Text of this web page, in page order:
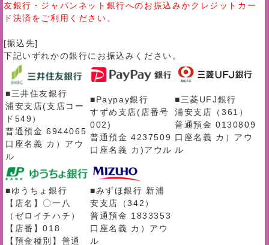
友銀行・ジャパンネット銀行へのお振込みかクレジットカー
ド決済をご利用ください。
[振込先]
下記いずれかの銀行にお振込みください。
■三井住友銀行
浦安支店(支店コー
ド549）
普通預金 6944065
口座名義 カ）アウ
ル
■Paypay銀行
すずめ支店(店番号
002)
普通預金 4237509
口座名義 カ)アウル
■三菱UFJ銀行
浦安支店（361）
普通預金 0130809
口座名義 カ）アウ
ル
■ゆうちょ銀行
【店名】〇一八
（ゼロイチハチ）
【店番】018
【預金種別】普通
■みずほ銀行 新浦
安支店（342）
普通預金 1833353
口座名義 カ）アウ
ル